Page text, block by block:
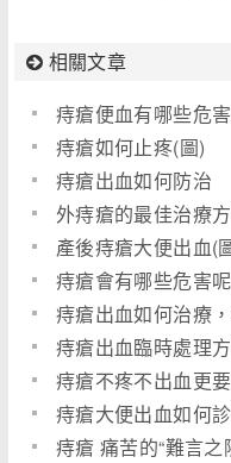
相關文章
痔瘡便血有哪些危
痔瘡如何止疼(圖)
痔瘡出血如何防治
外痔瘡的最佳治療
產後痔瘡大便出血(
痔瘡會有哪些危害
痔瘡出血如何治療
痔瘡出血臨時處理
痔瘡不疼不出血更
痔瘡大便出血如何
痔瘡 痛苦的“難言之